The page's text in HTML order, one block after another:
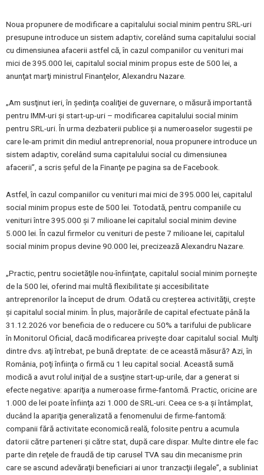
Noua propunere de modificare a capitalului social minim pentru SRL-uri
presupune introduce un sistem adaptiv, corelând suma capitalului social
cu dimensiunea afacerii astfel că, în cazul companiilor cu venituri mai
mici de 395.000 lei, capitalul social minim propus este de 500 lei, a
anunţat marţi ministrul Finanţelor, Alexandru Nazare.
„Am susţinut ieri, în şedinţa coaliţiei de guvernare, o măsură importantă
pentru IMM-uri şi start-up-uri – modificarea capitalului social minim
pentru SRL-uri. În urma dezbaterii publice şi a numeroaselor sugestii pe
care le-am primit din mediul antreprenorial, noua propunere introduce un
sistem adaptiv, corelând suma capitalului social cu dimensiunea
afacerii”, a scris şeful de la Finanţe pe pagina sa de Facebook.
Astfel, în cazul companiilor cu venituri mai mici de 395.000 lei, capitalul
social minim propus este de 500 lei. Totodată, pentru companiile cu
venituri între 395.000 şi 7 milioane lei capitalul social minim devine
5.000 lei. În cazul firmelor cu venituri de peste 7 milioane lei, capitalul
social minim propus devine 90.000 lei, precizează Alexandru Nazare.
„Practic, pentru societăţile nou-înfiinţate, capitalul social minim porneşte
de la 500 lei, oferind mai multă flexibilitate şi accesibilitate
antreprenorilor la început de drum. Odată cu creşterea activităţii, creşte
şi capitalul social minim. În plus, majorările de capital efectuate până la
31.12.2026 vor beneficia de o reducere cu 50% a tarifului de publicare
în Monitorul Oficial, dacă modificarea priveşte doar capitalul social. Mulţi
dintre dvs. aţi întrebat, pe bună dreptate: de ce această măsură? Azi, în
România, poţi înfiinţa o firmă cu 1 leu capital social. Această sumă
modică a avut rolul iniţial de a susţine start-up-urile, dar a generat si
efecte negative: apariţia a numeroase firme-fantomă. Practic, oricine are
1.000 de lei poate înfiinţa azi 1.000 de SRL-uri. Ceea ce s-a şi întâmplat,
ducând la apariţia generalizată a fenomenului de firme-fantomă:
companii fără activitate economică reală, folosite pentru a acumula
datorii către parteneri şi către stat, după care dispar. Multe dintre ele fac
parte din reţele de fraudă de tip carusel TVA sau din mecanisme prin
care se ascund adevăraţii beneficiari ai unor tranzacţii ilegale”, a subliniat